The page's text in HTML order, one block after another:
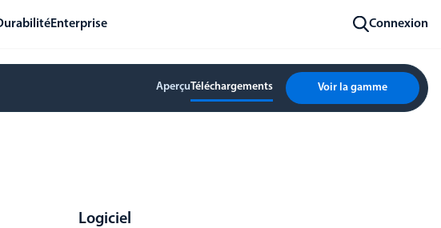
Enterprise Connexion
AperçuTéléchargements Voir la gamme
Logiciel